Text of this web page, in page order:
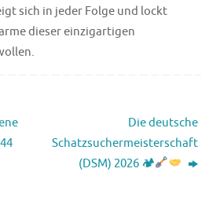
sich in jeder Folge und lockt
dieser einzigartigen
Die deutsche
Schatzsuchermeisterschaft
(DSM) 2026 🏕